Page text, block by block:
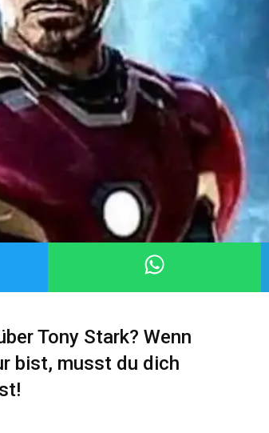
Tony Stark? Wenn
bist, musst du dich